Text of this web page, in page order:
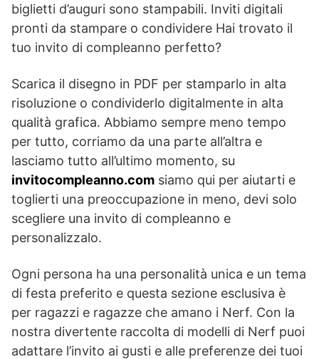
biglietti d’auguri sono stampabili. Inviti digitali
pronti da stampare o condividere Hai trovato il
tuo invito di compleanno perfetto?
Scarica il disegno in PDF per stamparlo in alta
risoluzione o condividerlo digitalmente in alta
qualità grafica. Abbiamo sempre meno tempo
per tutto, corriamo da una parte all’altra e
lasciamo tutto all’ultimo momento, su
invitocompleanno.com siamo qui per aiutarti e
toglierti una preoccupazione in meno, devi solo
scegliere una invito di compleanno e
personalizzalo.
Ogni persona ha una personalità unica e un tema
di festa preferito e questa sezione esclusiva è
per ragazzi e ragazze che amano i Nerf. Con la
nostra divertente raccolta di modelli di Nerf puoi
adattare l’invito ai gusti e alle preferenze dei tuoi